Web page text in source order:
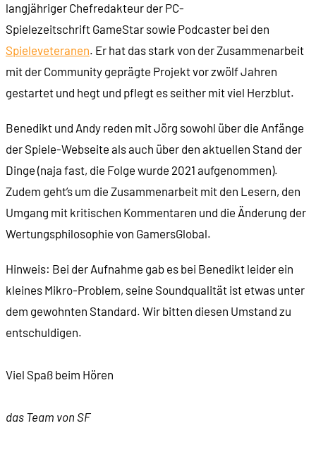
langjähriger Chefredakteur der PC-
Spielezeitschrift GameStar sowie Podcaster bei den
Spieleveteranen. Er hat das stark von der Zusammenarbeit
mit der Community geprägte Projekt vor zwölf Jahren
gestartet und hegt und pflegt es seither mit viel Herzblut.
Benedikt und Andy reden mit Jörg sowohl über die Anfänge
der Spiele-Webseite als auch über den aktuellen Stand der
Dinge (naja fast, die Folge wurde 2021 aufgenommen).
Zudem geht’s um die Zusammenarbeit mit den Lesern, den
Umgang mit kritischen Kommentaren und die Änderung der
Wertungsphilosophie von GamersGlobal.
Hinweis: Bei der Aufnahme gab es bei Benedikt leider ein
kleines Mikro-Problem, seine Soundqualität ist etwas unter
dem gewohnten Standard. Wir bitten diesen Umstand zu
entschuldigen.
Viel Spaß beim Hören
das Team von SF